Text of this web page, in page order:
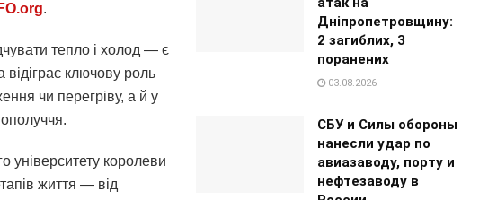
.
тепло і холод — є
ключову роль
чи перегріву, а й у
університету королеви
життя — від
Дніпропетровщину:
2 загиблих, 3
поранених
03.08.2026
СБУ и Силы обороны
нанесли удар по
авиазаводу, порту и
нефтезаводу в